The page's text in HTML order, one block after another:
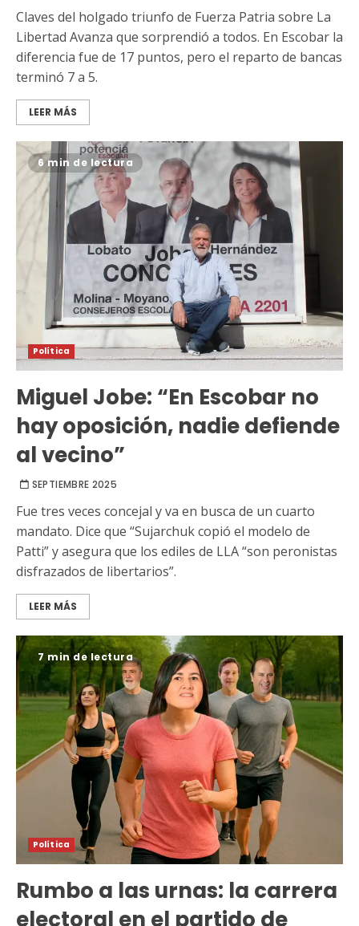
Claves del holgado triunfo de Fuerza Patria sobre La
Libertad Avanza que sorprendió a todos. En Escobar la
diferencia fue de 17 puntos, pero el reparto de bancas
terminó 7 a 5.
LEER MÁS
6 min de lectura
Política
Miguel Jobe: “En Escobar no
hay oposición, nadie defiende
al vecino”
SEPTIEMBRE 2025
Fue tres veces concejal y va en busca de un cuarto
mandato. Dice que “Sujarchuk copió el modelo de
Patti” y asegura que los ediles de LLA “son peronistas
disfrazados de libertarios”.
LEER MÁS
7 min de lectura
Política
Rumbo a las urnas: la carrera
electoral en el partido de